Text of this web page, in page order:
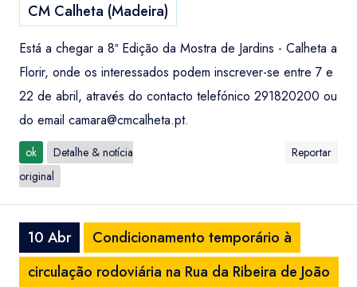
CM Calheta (Madeira)
Está a chegar a 8ª Edição da Mostra de Jardins - Calheta a
Florir, onde os interessados podem inscrever-se entre 7 e
22 de abril, através do contacto telefónico 291820200 ou
do email camara@cmcalheta.pt.
ok
Detalhe & notícia
original
Reportar
10 Abr
Condicionamento temporário à
circulação rodoviária na Rua da Ribeira de João